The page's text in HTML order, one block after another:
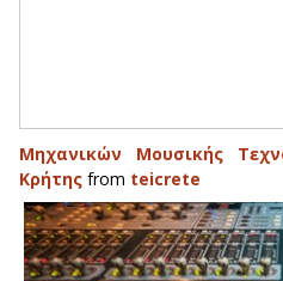
Mηχανικών Mουσικής
Κρήτης from teicrete